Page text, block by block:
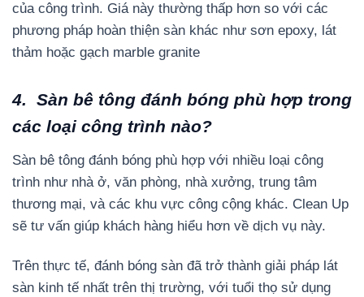
của công trình. Giá này thường thấp hơn so với các
phương pháp hoàn thiện sàn khác như sơn epoxy, lát
thảm hoặc gạch marble granite
4. Sàn bê tông đánh bóng phù hợp trong
các loại công trình nào?
Sàn bê tông đánh bóng phù hợp với nhiều loại công
trình như nhà ở, văn phòng, nhà xưởng, trung tâm
thương mại, và các khu vực công cộng khác. Clean Up
sẽ tư vấn giúp khách hàng hiểu hơn về dịch vụ này.
Trên thực tế, đánh bóng sàn đã trở thành giải pháp lát
sàn kinh tế nhất trên thị trường, với tuổi thọ sử dụng